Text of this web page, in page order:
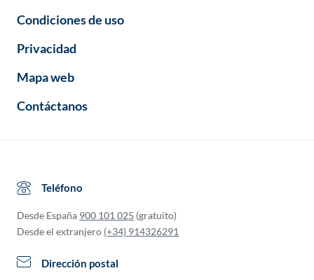
Condiciones de uso
Privacidad
Mapa web
Contáctanos
Teléfono
Desde España 900 101 025 (gratuito)
Desde el extranjero (+34) 914326291
Dirección postal